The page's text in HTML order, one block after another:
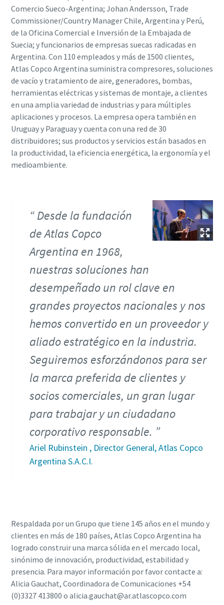
Comercio Sueco-Argentina; Johan Andersson, Trade
Commissioner/Country Manager Chile, Argentina y Perú,
de la Oficina Comercial e Inversión de la Embajada de
Suecia; y funcionarios de empresas suecas radicadas en
Argentina. Con 110 empleados y más de 1500 clientes,
Atlas Copco Argentina suministra compresores, soluciones
de vacío y tratamiento de aire, generadores, bombas,
herramientas eléctricas y sistemas de montaje, a clientes
en una amplia variedad de industrias y para múltiples
aplicaciones y procesos. La empresa opera también en
Uruguay y Paraguay y cuenta con una red de 30
distribuidores; sus productos y servicios están basados en
la productividad, la eficiencia energética, la ergonomía y el
medioambiente.
Desde la fundación
de Atlas Copco
Argentina en 1968,
nuestras soluciones han
desempeñado un rol clave en
grandes proyectos nacionales y nos
hemos convertido en un proveedor y
aliado estratégico en la industria.
Seguiremos esforzándonos para ser
la marca preferida de clientes y
socios comerciales, un gran lugar
para trabajar y un ciudadano
corporativo responsable.
Ariel Rubinstein , Director General, Atlas Copco
Argentina S.A.C.I.
Respaldada por un Grupo que tiene 145 años en el mundo y
clientes en más de 180 países, Atlas Copco Argentina ha
logrado construir una marca sólida en el mercado local,
sinónimo de innovación, productividad, estabilidad y
presencia. Para mayor información por favor contacte a:
Alicia Gauchat, Coordinadora de Comunicaciones +54
(0)3327 413800 o alicia.gauchat@ar.atlascopco.com